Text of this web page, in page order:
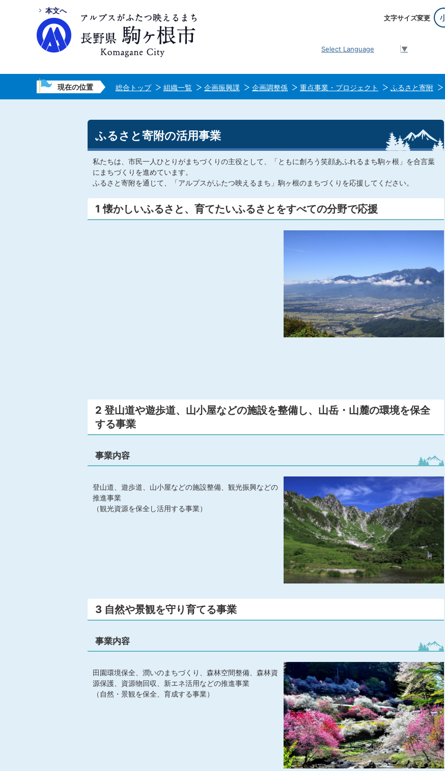
本文へ
文字サイズ変更
Select Language ▼
現在の位置 総合トップ 組織一覧 企画振興課 企画調整係 重点事業・プロジェクト ふるさと寄附
ふるさと寄附の活用事業
私たちは、市民一人ひとりがまちづくりの主役として、「ともに創ろう笑顔あふれるまち駒ヶ根」を合言葉
にまちづくりを進めています。
ふるさと寄附を通じて、「アルプスがふたつ映えるまち」駒ヶ根のまちづくりを応援してください。
1 懐かしいふるさと、育てたいふるさとをすべての分野で応援
2 登山道や遊歩道、山小屋などの施設を整備し、山岳・山麓の環境を保全
する事業
事業内容
登山道、遊歩道、山小屋などの施設整備、観光振興などの
推進事業
（観光資源を保全し活用する事業）
3 自然や景観を守り育てる事業
事業内容
田園環境保全、潤いのまちづくり、森林空間整備、森林資
源保護、資源物回収、新エネ活用などの推進事業
（自然・景観を保全、育成する事業）